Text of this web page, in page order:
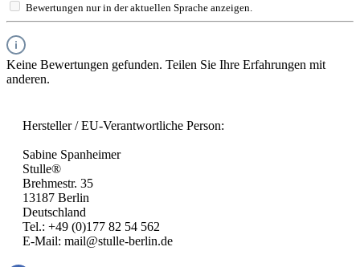
Bewertungen nur in der aktuellen Sprache anzeigen.
Keine Bewertungen gefunden. Teilen Sie Ihre Erfahrungen mit
anderen.
Hersteller / EU-Verantwortliche Person:
Sabine Spanheimer
Stulle®
Brehmestr. 35
13187 Berlin
Deutschland
Tel.: +49 (0)177 82 54 562
E-Mail: mail@stulle-berlin.de